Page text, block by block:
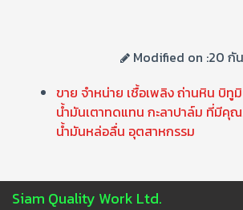
Modified on :20 กั
ขาย จำหน่าย เชื้อเพลิง ถ่านหิน บิทู
น้ำมันเตาทดแทน กะลาปาล์ม ที่มีคุ
น้ำมันหล่อลื่น อุตสาหกรรม
Siam Quality Work Ltd.